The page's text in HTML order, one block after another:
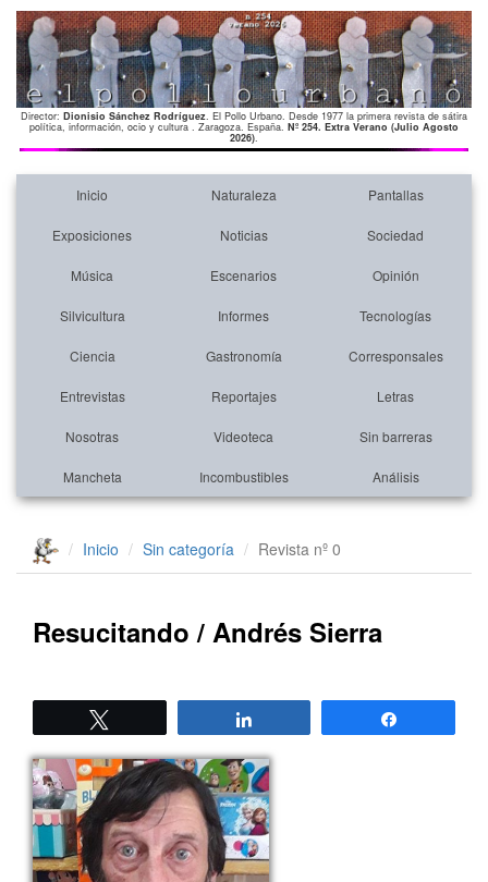
Director: Dionisio Sánchez Rodríguez. El Pollo Urbano. Desde 1977 la primera revista de sátira
política, información, ocio y cultura . Zaragoza. España. Nº 254. Extra Verano (Julio Agosto
2026).
Inicio Naturaleza Pantallas
Exposiciones Noticias Sociedad
Música Escenarios Opinión
Silvicultura Informes Tecnologías
Ciencia Gastronomía Corresponsales
Entrevistas Reportajes Letras
Nosotras Videoteca Sin barreras
Mancheta Incombustibles Análisis
Inicio Sin categoría Revista nº 0
Resucitando / Andrés Sierra